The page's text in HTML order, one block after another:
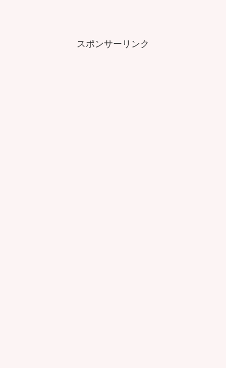
スポンサーリンク